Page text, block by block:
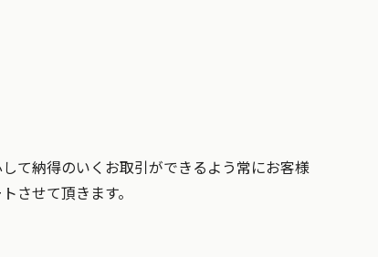
て納得のいくお取引ができるよう常にお客様
させて頂きます。